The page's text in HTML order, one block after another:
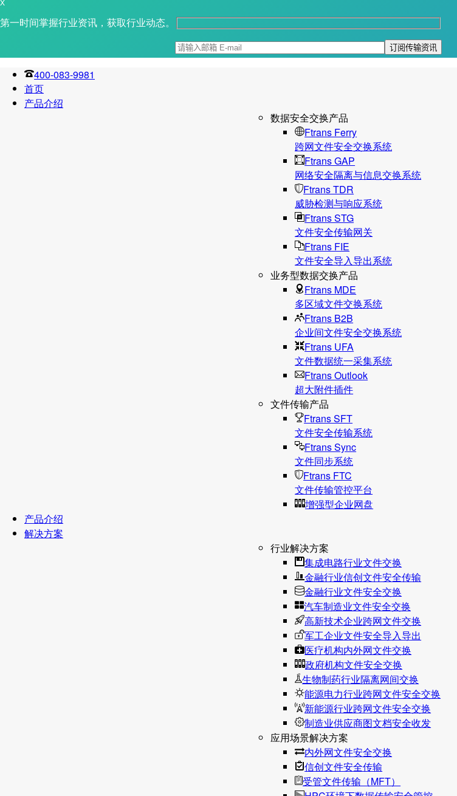
X
第一时间掌握行业资讯，获取行业动态。
400-083-9981
首页
产品介绍
数据安全交换产品
Ftrans Ferry
跨网文件安全交换系统
Ftrans GAP
网络安全隔离与信息交换系统
Ftrans TDR
威胁检测与响应系统
Ftrans STG
文件安全传输网关
Ftrans FIE
文件安全导入导出系统
业务型数据交换产品
Ftrans MDE
多区域文件交换系统
Ftrans B2B
企业间文件安全交换系统
Ftrans UFA
文件数据统⼀采集系统
Ftrans Outlook
超大附件插件
文件传输产品
Ftrans SFT
文件安全传输系统
Ftrans Sync
文件同步系统
Ftrans FTC
文件传输管控平台
增强型企业网盘
产品介绍
解决方案
行业解决方案
集成电路行业文件交换
金融行业信创文件安全传输
金融行业文件安全交换
汽车制造业文件安全交换
高新技术企业跨网文件交换
军工企业文件安全导入导出
医疗机构内外网文件交换
政府机构文件安全交换
生物制药行业隔离网间交换
能源电力行业跨网文件安全交换
新能源行业跨网文件安全交换
制造业供应商图文档安全收发
应用场景解决方案
内外网文件安全交换
信创文件安全传输
受管文件传输（MFT）